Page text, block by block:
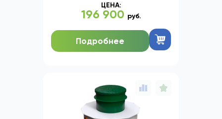
ЦЕНА:
196 900 руб.
Подробнее